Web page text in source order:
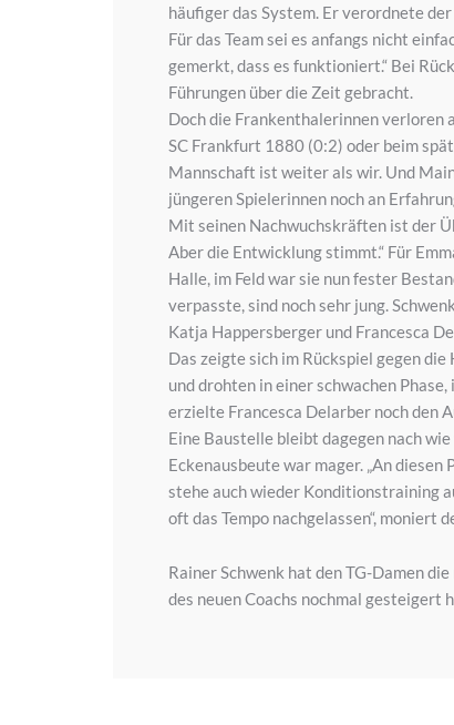
häufiger das System. Er verordnete
Für das Team sei es anfangs nicht
gemerkt, dass es funktioniert.“ Bei
Führungen über die Zeit gebracht.
Doch die Frankenthalerinnen verloren
SC Frankfurt 1880 (0:2) oder beim
Mannschaft ist weiter als wir. Und
jüngeren Spielerinnen noch an
Mit seinen Nachwuchskräften ist der
Aber die Entwicklung stimmt.“ Für
Halle, im Feld war sie nun fester
verpasste, sind noch sehr jung.
Katja Happersberger und Francesca
Das zeigte sich im Rückspiel gegen
und drohten in einer schwachen
erzielte Francesca Delarber noch den
Eine Baustelle bleibt dagegen nach
Eckenausbeute war mager. „An
stehe auch wieder Konditionstraining
oft das Tempo nachgelassen“, moniert
Rainer Schwenk hat den TG-Damen
des neuen Coachs nochmal gesteigert